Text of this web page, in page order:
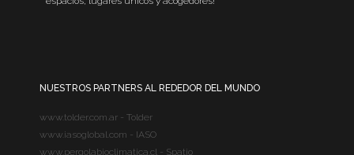
NUESTROS PARTNERS AL REDEDOR DEL MUNDO
www.tolder.com.ar - Tolder
www.iasoglobal.com - IASO
www.pergolabioclimatica.cl - Spatio